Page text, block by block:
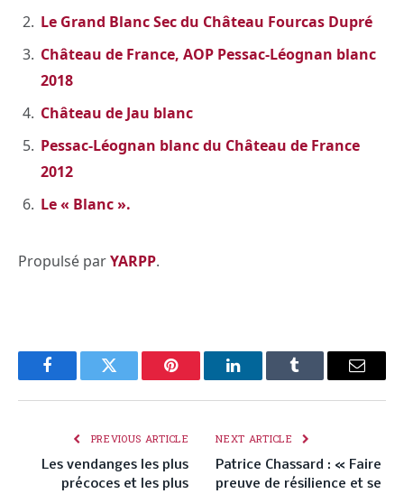
Le Grand Blanc Sec du Château Fourcas Dupré
Château de France, AOP Pessac-Léognan blanc
2018
Château de Jau blanc
Pessac-Léognan blanc du Château de France
2012
Le « Blanc ».
Propulsé parYARPP.
FacebookTwitter Pinterest LinkedInTumblr Email
PREVIOUS ARTICLE
Les vendanges les plus
précoces et les plus
NEXT ARTICLE
Patrice Chassard : « Faire
preuve de résilience et se